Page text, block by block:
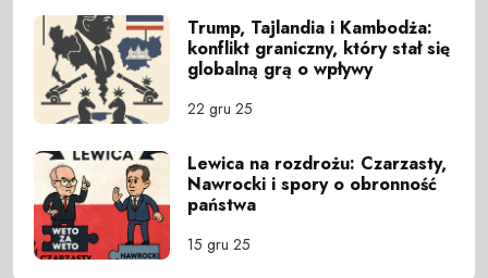
Trump, Tajlandia i Kambodża:
konflikt graniczny, który stał się
globalną grą o wpływy
22 gru 25
Lewica na rozdrożu: Czarzasty,
Nawrocki i spory o obronność
państwa
15 gru 25